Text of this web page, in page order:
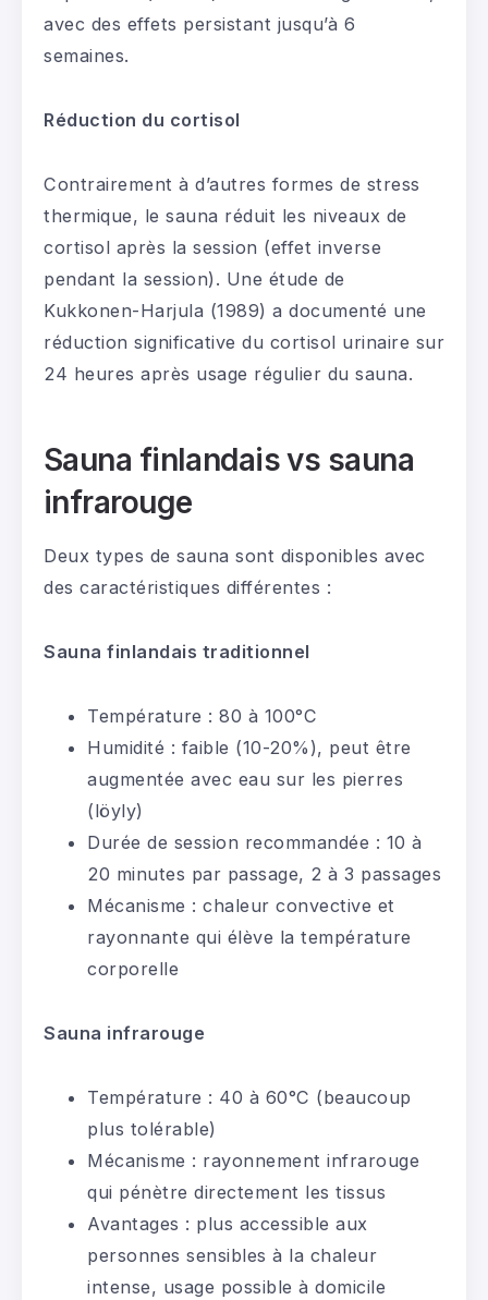
avec des effets persistant jusqu’à 6
semaines.
Réduction du cortisol
Contrairement à d’autres formes de stress
thermique, le sauna réduit les niveaux de
cortisol après la session (effet inverse
pendant la session). Une étude de
Kukkonen-Harjula (1989) a documenté une
réduction significative du cortisol urinaire sur
24 heures après usage régulier du sauna.
Sauna finlandais vs sauna
infrarouge
Deux types de sauna sont disponibles avec
des caractéristiques différentes :
Sauna finlandais traditionnel
Température : 80 à 100°C
Humidité : faible (10-20%), peut être
augmentée avec eau sur les pierres
(löyly)
Durée de session recommandée : 10 à
20 minutes par passage, 2 à 3 passages
Mécanisme : chaleur convective et
rayonnante qui élève la température
corporelle
Sauna infrarouge
Température : 40 à 60°C (beaucoup
plus tolérable)
Mécanisme : rayonnement infrarouge
qui pénètre directement les tissus
Avantages : plus accessible aux
personnes sensibles à la chaleur
intense, usage possible à domicile